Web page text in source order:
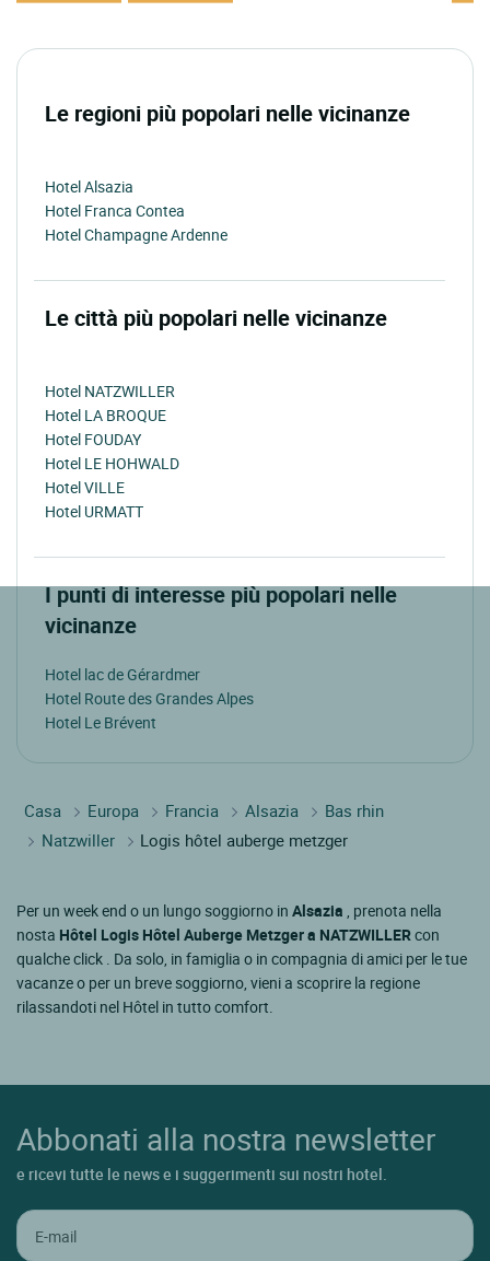
Le regioni più popolari nelle vicinanze
Hotel Alsazia
Hotel Franca Contea
Hotel Champagne Ardenne
Le città più popolari nelle vicinanze
Hotel NATZWILLER
Hotel LA BROQUE
Hotel FOUDAY
Hotel LE HOHWALD
Hotel VILLE
Hotel URMATT
I punti di interesse più popolari nelle
vicinanze
Hotel lac de Gérardmer
Hotel Route des Grandes Alpes
Hotel Le Brévent
Casa Europa Francia Alsazia
Bas rhin
Natzwiller
Logis hôtel auberge metzger
Per un week end o un lungo soggiorno in Alsazia , prenota nella
nosta Hôtel Logis Hôtel Auberge Metzger a NATZWILLERcon
qualche click . Da solo, in famiglia o in compagnia di amici per le tue
vacanze o per un breve soggiorno, vieni a scoprire la regione
rilassandoti nel Hôtel in tutto comfort.
Abbonati alla nostra newsletter
e ricevi tutte le news e i suggerimenti sui nostri hotel.